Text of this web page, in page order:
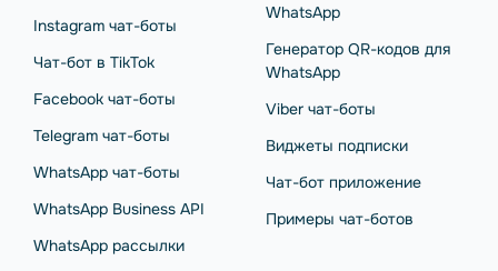
Instagram чат-боты
Чат-бот в TikTok
Facebook чат-боты
Telegram чат-боты
WhatsApp чат-боты
WhatsApp Business API
WhatsApp рассылки
WhatsApp
Генератор QR-кодов для
WhatsApp
Viber чат-боты
Виджеты подписки
Чат-бот приложение
Примеры чат-ботов